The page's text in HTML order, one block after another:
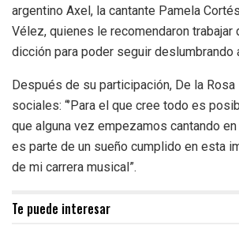
argentino Axel, la cantante Pamela
Vélez, quienes le recomendaron trabajar
dicción para poder seguir deslumbrando
Después de su participación, De la
sociales: “’Para el que cree todo es
que alguna vez empezamos cantando
es parte de un sueño cumplido en esta
de mi carrera musical”.
Te puede interesar